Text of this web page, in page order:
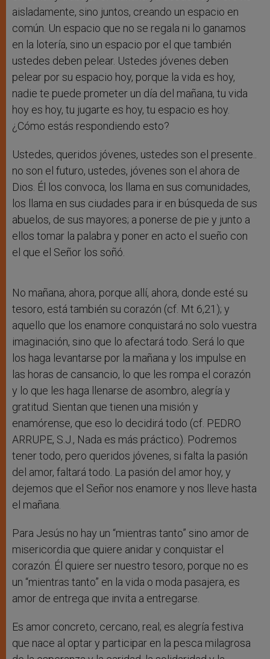
aisladamente, sino juntos, creando un espacio en
común. Un espacio que no se regala ni lo ganamos
en la lotería, sino un espacio por el que también
ustedes deben pelear. Ustedes jóvenes deben
pelear por su espacio hoy, porque la vida es hoy,
nadie te puede prometer un día del mañana, tu vida
hoy es hoy, tu jugarte es hoy, tu espacio es hoy.
¿Cómo estás respondiendo esto?
Ustedes, queridos jóvenes, ustedes son el presente..
no son el futuro, ustedes, jóvenes son el ahora de
Dios. Él los convoca, los llama en sus comunidades,
los llama en sus ciudades para ir en búsqueda de sus
abuelos, de sus mayores; a ponerse de pie y junto a
ellos tomar la palabra y poner en acto el sueño con
el que el Señor los soñó.
No mañana, ahora, porque allí, ahora, donde esté su
tesoro, está también su corazón (cf. Mt 6,21); y
aquello que los enamore conquistará no solo vuestra
imaginación, sino que lo afectará todo. Será lo que
los haga levantarse por la mañana y los impulse en
las horas de cansancio, lo que les rompa el corazón
y lo que les haga llenarse de asombro, alegría y
gratitud. Sientan que tienen una misión y
enamórense, que eso lo decidirá todo (cf. PEDRO
ARRUPE, S.J., Nada es más práctico). Podremos
tener todo, pero queridos jóvenes, si falta la pasión
del amor, faltará todo. La pasión del amor hoy, y
dejemos que el Señor nos enamore y nos lleve hasta
el mañana.
Para Jesús no hay un “mientras tanto” sino amor de
misericordia que quiere anidar y conquistar el
corazón. Él quiere ser nuestro tesoro, porque no es
un “mientras tanto” en la vida o moda pasajera, es
amor de entrega que invita a entregarse.
Es amor concreto, cercano, real; es alegría festiva
que nace al optar y participar en la pesca milagrosa